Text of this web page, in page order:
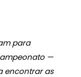
para
—
encontrar as